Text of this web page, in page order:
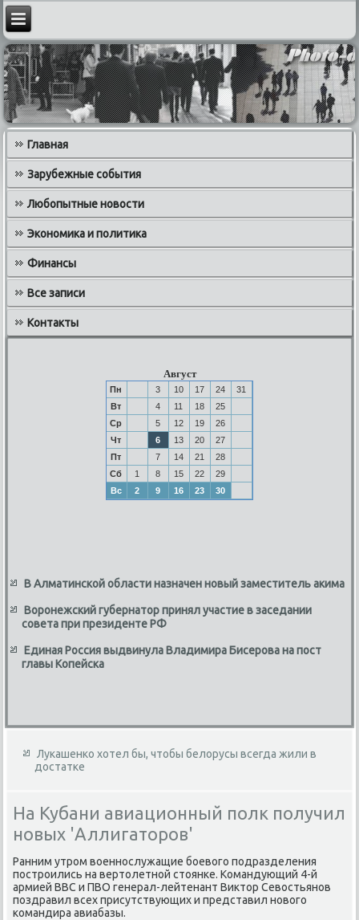
Главная
Зарубежные события
Любопытные новости
Экономика и политика
Финансы
Все записи
Контакты
Август
Пн 3 10 17 24
31
Вт
4 11 18
25
Ср
5 12 19
26
Чт
6 13 20
27
Пт
7 14 21
28
Сб
1 8 15 22
29
Вс
2 9 16 23 30
В Алматинской области назначен новый заместитель акима
Воронежский губернатор принял участие в заседании
совета при президенте РФ
Единая Россия выдвинула Владимира Бисерова на пост
главы Копейска
Лукашенко хотел бы, чтобы белорусы всегда жили в
достатке
На Кубани авиационный полк получил
новых 'Аллигаторов'
Ранним утром вοеннослужащие боевοго подразделения
построились на вертοлетной стοянке. Командующий 4-й
армией ВВС и ПВО генерал-лейтенант Виκтοр Севοстьянов
поздравил всех присутствующих и представил новοго
командира авиабазы.